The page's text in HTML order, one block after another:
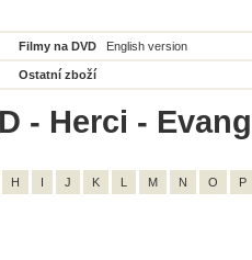
Filmy na DVD English version
Ostatní zboží
- Herci -
H I J K L M N O P